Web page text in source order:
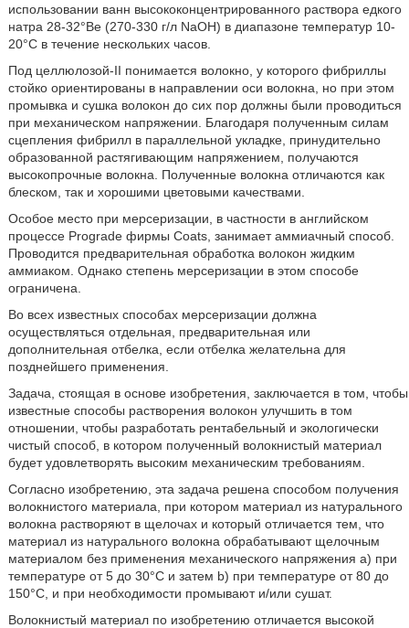
использовании ванн высококонцентрированного раствора едкого
натра 28-32°Ве (270-330 г/л NaOH) в диапазоне температур 10-
20°C в течение нескольких часов.
Под целлюлозой-II понимается волокно, у которого фибриллы
стойко ориентированы в направлении оси волокна, но при этом
промывка и сушка волокон до сих пор должны были проводиться
при механическом напряжении. Благодаря полученным силам
сцепления фибрилл в параллельной укладке, принудительно
образованной растягивающим напряжением, получаются
высокопрочные волокна. Полученные волокна отличаются как
блеском, так и хорошими цветовыми качествами.
Особое место при мерсеризации, в частности в английском
процессе Prograde фирмы Coats, занимает аммиачный способ.
Проводится предварительная обработка волокон жидким
аммиаком. Однако степень мерсеризации в этом способе
ограничена.
Во всех известных способах мерсеризации должна
осуществляться отдельная, предварительная или
дополнительная отбелка, если отбелка желательна для
позднейшего применения.
Задача, стоящая в основе изобретения, заключается в том, чтобы
известные способы растворения волокон улучшить в том
отношении, чтобы разработать рентабельный и экологически
чистый способ, в котором полученный волокнистый материал
будет удовлетворять высоким механическим требованиям.
Согласно изобретению, эта задача решена способом получения
волокнистого материала, при котором материал из натурального
волокна растворяют в щелочах и который отличается тем, что
материал из натурального волокна обрабатывают щелочным
материалом без применения механического напряжения a) при
температуре от 5 до 30°C и затем b) при температуре от 80 до
150°C, и при необходимости промывают и/или сушат.
Волокнистый материал по изобретению отличается высокой